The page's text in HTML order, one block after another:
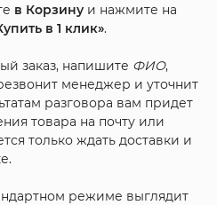
в Корзинуи нажмите на
в 1 клик».
заказ, напишите ФИО,
менеджер и уточнит
разговора вам придет
товара на почту или
только ждать доставки и
режиме выглядит